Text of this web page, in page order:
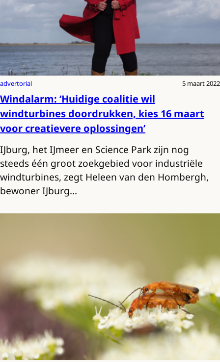
advertorial 5 maart 2022
Windalarm: ‘Huidige coalitie wil
windturbines doordrukken, kies 16 maart
voor creatievere oplossingen’
IJburg, het IJmeer en Science Park zijn nog
steeds één groot zoekgebied voor industriële
windturbines, zegt Heleen van den Hombergh,
bewoner IJburg…